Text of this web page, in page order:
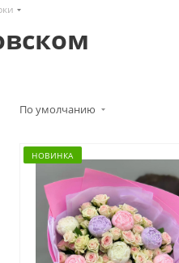
По умолчанию
НОВИНКА